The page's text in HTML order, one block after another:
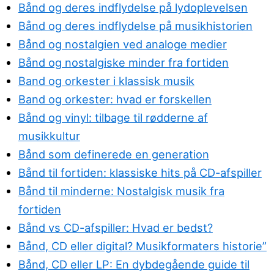
Bånd og deres indflydelse på lydoplevelsen
Bånd og deres indflydelse på musikhistorien
Bånd og nostalgien ved analoge medier
Bånd og nostalgiske minder fra fortiden
Band og orkester i klassisk musik
Band og orkester: hvad er forskellen
Bånd og vinyl: tilbage til rødderne af
musikkultur
Bånd som definerede en generation
Bånd til fortiden: klassiske hits på CD-afspiller
Bånd til minderne: Nostalgisk musik fra
fortiden
Bånd vs CD-afspiller: Hvad er bedst?
Bånd, CD eller digital? Musikformaters historie”
Bånd, CD eller LP: En dybdegående guide til